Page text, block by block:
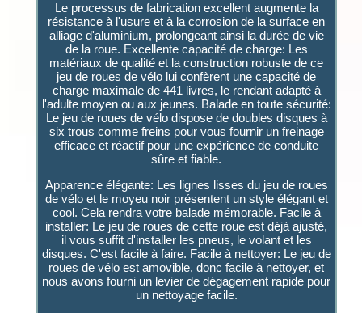
Le processus de fabrication excellent augmente la
résistance à l'usure et à la corrosion de la surface en
alliage d'aluminium, prolongeant ainsi la durée de vie
de la roue. Excellente capacité de charge: Les
matériaux de qualité et la construction robuste de ce
jeu de roues de vélo lui confèrent une capacité de
charge maximale de 441 livres, le rendant adapté à
l'adulte moyen ou aux jeunes. Balade en toute sécurité:
Le jeu de roues de vélo dispose de doubles disques à
six trous comme freins pour vous fournir un freinage
efficace et réactif pour une expérience de conduite
sûre et fiable.
Apparence élégante: Les lignes lisses du jeu de roues
de vélo et le moyeu noir présentent un style élégant et
cool. Cela rendra votre balade mémorable. Facile à
installer: Le jeu de roues de cette roue est déjà ajusté,
il vous suffit d'installer les pneus, le volant et les
disques. C'est facile à faire. Facile à nettoyer: Le jeu de
roues de vélo est amovible, donc facile à nettoyer, et
nous avons fourni un levier de dégagement rapide pour
un nettoyage facile.